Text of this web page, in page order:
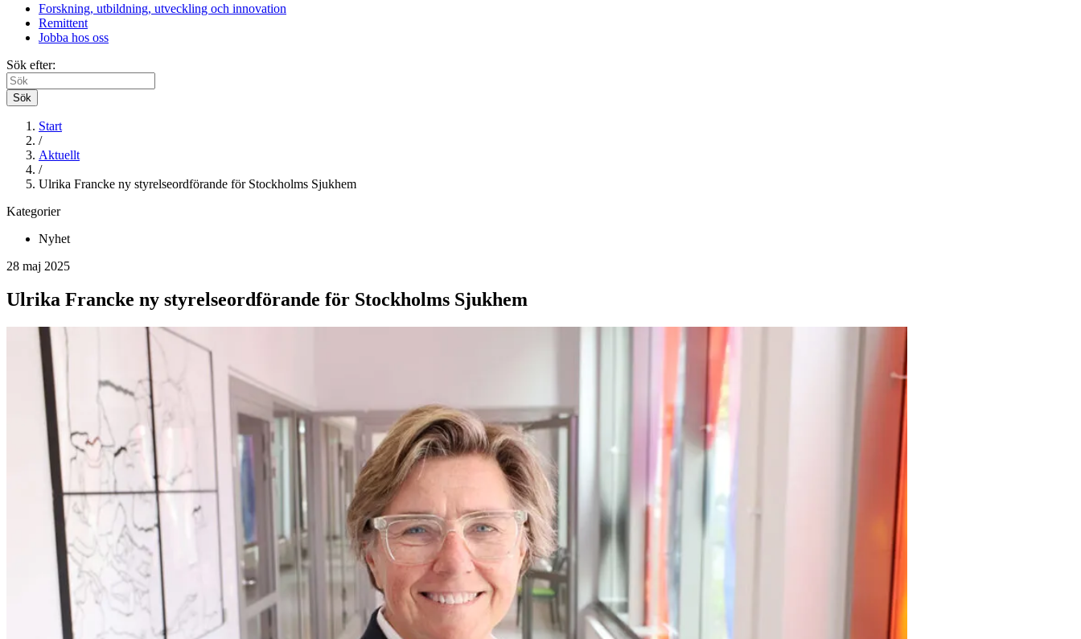
Forskning, utbildning, utveckling och innovation
Remittent
Jobba hos oss
Sök efter:
Sök
Start
/
Aktuellt
/
Ulrika Francke ny styrelseordförande för Stockholms Sjukhem
Kategorier
Nyhet
28 maj 2025
Ulrika Francke ny styrelseordförande för Stockholms Sjukhem